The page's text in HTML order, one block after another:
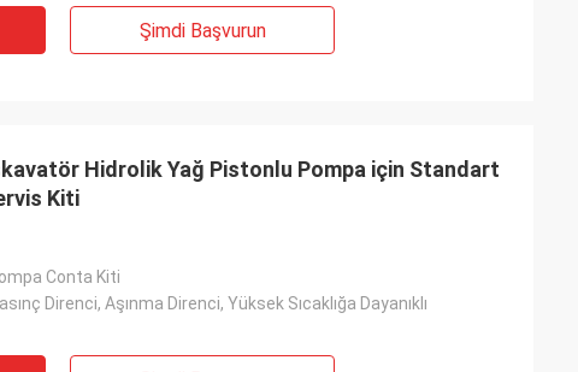
Şimdi Başvurun
Hidrolik Yağ Pistonlu Pompa için Standart
Kiti
Conta Kiti
Direnci, Aşınma Direnci, Yüksek Sıcaklığa Dayanıklı